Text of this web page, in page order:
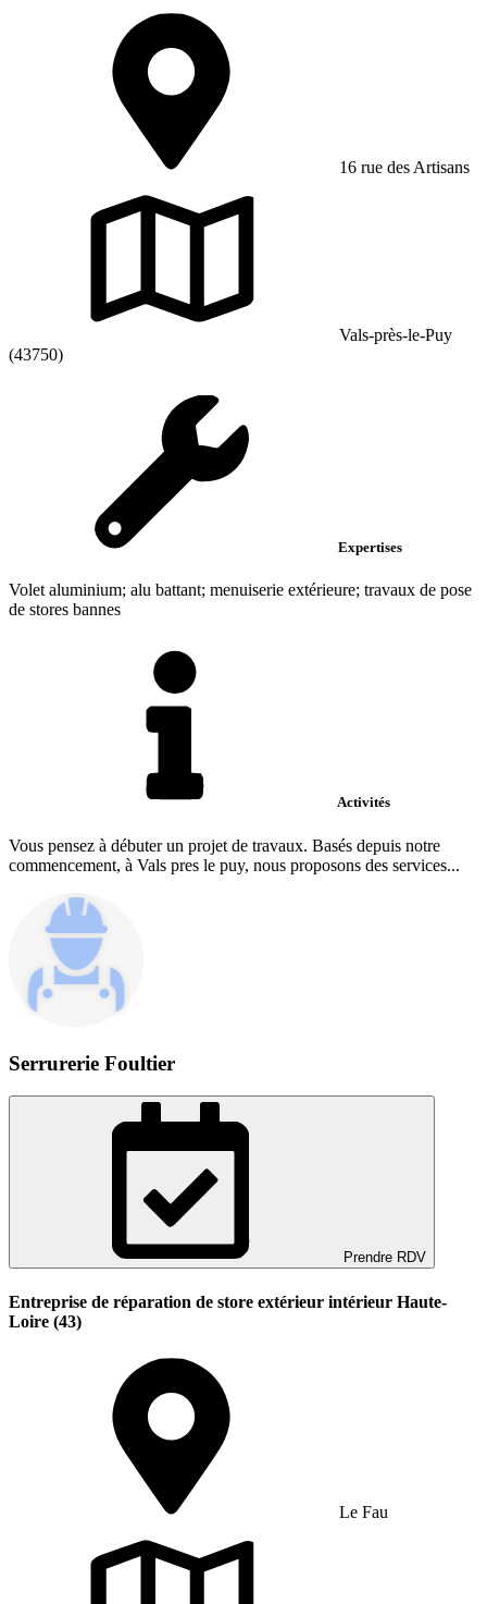
16 rue des Artisans
Vals-près-le-Puy
(43750)
Expertises
Volet aluminium; alu battant; menuiserie extérieure; travaux de pose
de stores bannes
Activités
Vous pensez à débuter un projet de travaux. Basés depuis notre
commencement, à Vals pres le puy, nous proposons des services...
Serrurerie Foultier
Prendre RDV
Entreprise de réparation de store extérieur intérieur Haute-
Loire (43)
Le Fau